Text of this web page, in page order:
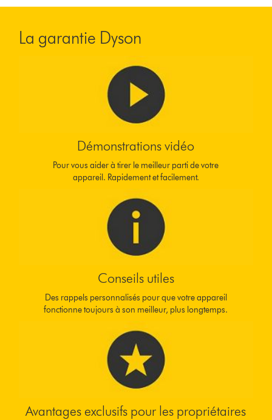
La garantie Dyson
Démonstrations vidéo
Pour vous aider à tirer le meilleur parti de votre
appareil. Rapidement et facilement.
Conseils utiles
Des rappels personnalisés pour que votre appareil
fonctionne toujours à son meilleur, plus longtemps.
Avantages exclusifs pour les propriétaires